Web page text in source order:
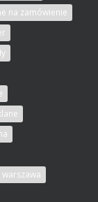
na zamówienie